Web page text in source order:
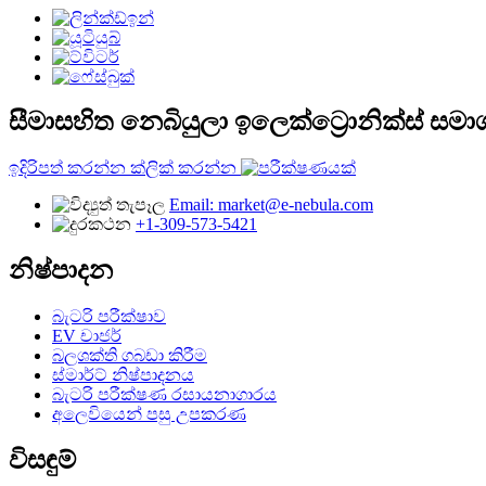
සීමාසහිත නෙබියුලා ඉලෙක්ට්‍රොනික්ස්
ඉදිරිපත් කරන්න ක්ලික් කරන්න
Email: market@e-nebula.com
+1-309-573-5421
නිෂ්පාදන
බැටරි පරීක්ෂාව
EV චාජර්
බලශක්ති ගබඩා කිරීම
ස්මාර්ට් නිෂ්පාදනය
බැටරි පරීක්ෂණ රසායනාගාරය
අලෙවියෙන් පසු උපකරණ
විසඳුම්